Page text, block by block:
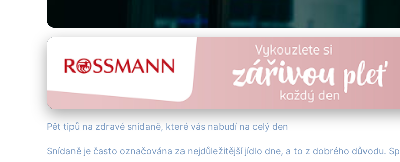
5 Zdravých Snídaní pro Energie na
· 4 min čtení · Autor: Alena Králová
Pět tipů na zdravé snídaně, které vás nabudí na celý den
Snídaně je často označována za nejdůležitější jídlo dne, a to z dobrého důvodu.